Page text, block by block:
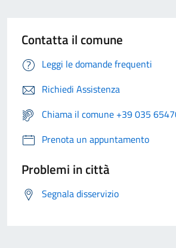
Contatta il comune
Leggi le domande frequenti
Richiedi Assistenza
Chiama il comune +39 035
Prenota un appuntamento
Problemi in città
Segnala disservizio